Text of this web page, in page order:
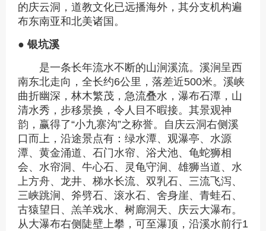
的庆云洞，道教文化已远播海外，其分支机构遍
布东南亚和北美诸国。
● 银坑溪
是一条长年流水不断的山涧溪流。溪涧呈西
南东北走向，全长约6公里，落差近500米。溪峡
曲折幽深，林木繁茂，急流叠水，瀑布石潭，山
清水秀，步移景换，令人目不暇接。其景观神
韵，赢得了“小九寨沟”之称誉。自庆云洞右侧溪
口而上，沿途景点有：绿水潭、观瀑亭、水源
潭、黄金涌道、石门水帘、浴犬池、龟蛇狮相
会、水帘洞、牛心石、灵龟守涧、雄狮当道、水
上方舟、龙井、梯水长流、双乳石、三流飞泻、
三峡跳涧、斧劈石、滚水石、舍身崖、青蛙石、
古猿望日、羔羊戏水、树廊洞天、庆云大瀑布。
从大瀑布右侧陡壁上攀，可至瀑顶，沿溪水前行1